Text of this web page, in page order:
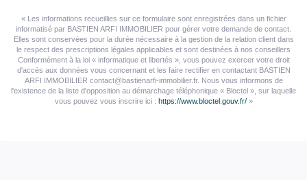
« Les informations recueillies sur ce formulaire sont enregistrées dans un fichier
informatisé par BASTIEN ARFI IMMOBILIER pour gérer votre demande de contact.
Elles sont conservées pour la durée nécessaire à la gestion de la relation client dans
le respect des prescriptions légales applicables et sont destinées à nos conseillers
Conformément à la loi « informatique et libertés », vous pouvez exercer votre droit
d'accès aux données vous concernant et les faire rectifier en contactant BASTIEN
ARFI IMMOBILIER contact@bastienarfi-immobilier.fr. Nous vous informons de
l'existence de la liste d'opposition au démarchage téléphonique « Bloctel », sur laquelle
vous pouvez vous inscrire ici : https://www.bloctel.gouv.fr/»